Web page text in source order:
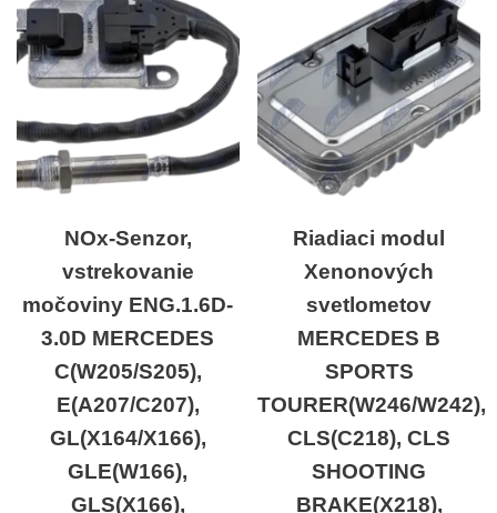
NOx-Senzor,
vstrekovanie
močoviny ENG.1.6D-
3.0D MERCEDES
C(W205/S205),
E(A207/C207),
GL(X164/X166),
GLE(W166),
GLS(X166),
Riadiaci modul
Xenonových
svetlometov
MERCEDES B
SPORTS
TOURER(W246/W242),
CLS(C218), CLS
SHOOTING
BRAKE(X218),